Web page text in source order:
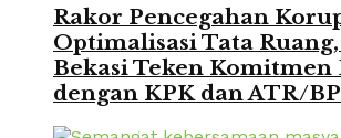
Rakor Pencegahan
Optimalisasi Tata
Bekasi Teken Komitmen
dengan KPK dan ATR/